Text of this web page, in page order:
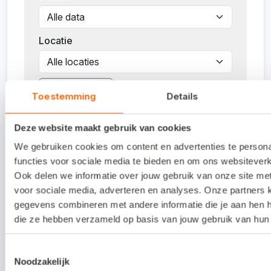
Toestemming Details
Deze website maakt gebruik van cookies
We gebruiken cookies om content en advertenties te
functies voor sociale media te bieden en om ons
Ook delen we informatie over jouw gebruik van onze site
voor sociale media, adverteren en analyses. Onze partners
gegevens combineren met andere informatie die je aan hen
die ze hebben verzameld op basis van jouw gebruik van
Noodzakelijk
trainingsdatum? Dan brengen we 100
procent van de deelnamekosten in rekening.
We kijken ernaar uit je te verwelkomen. Kun je
toch niet komen? Annuleren kan via de link in
de bevestigingsmail.
Locatie
Datum Tijd Locatie Beschikbaar
27-08-
2026
09:30
-
12:30
Amersfoort 24
125,-
excl.
btw
15-09-
2026
Assen 25
125,-